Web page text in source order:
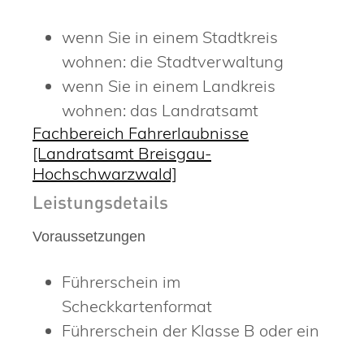
wenn Sie in einem Stadtkreis
wohnen: die Stadtverwaltung
wenn Sie in einem Landkreis
wohnen: das Landratsamt
Fachbereich Fahrerlaubnisse
[Landratsamt Breisgau-
Hochschwarzwald]
Leistungsdetails
Voraussetzungen
Führerschein im
Scheckkartenformat
Führerschein der Klasse B oder ein